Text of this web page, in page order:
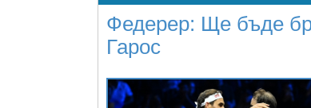
Федерер: Ще бъде
Гарос